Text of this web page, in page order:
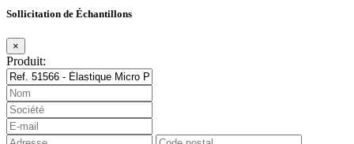
Sollicitation de Échantillons
×
Produit: